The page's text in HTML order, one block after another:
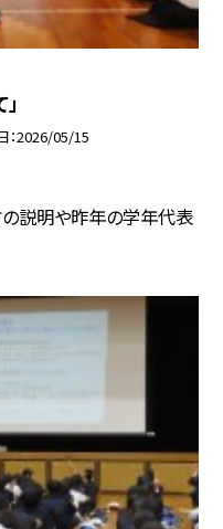
2026/05/15
説明や昨年の学年代表